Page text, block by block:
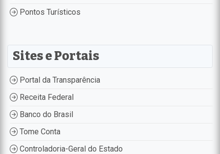
Pontos Turísticos
Sites e Portais
Portal da Transparência
Receita Federal
Banco do Brasil
Tome Conta
Controladoria-Geral do Estado